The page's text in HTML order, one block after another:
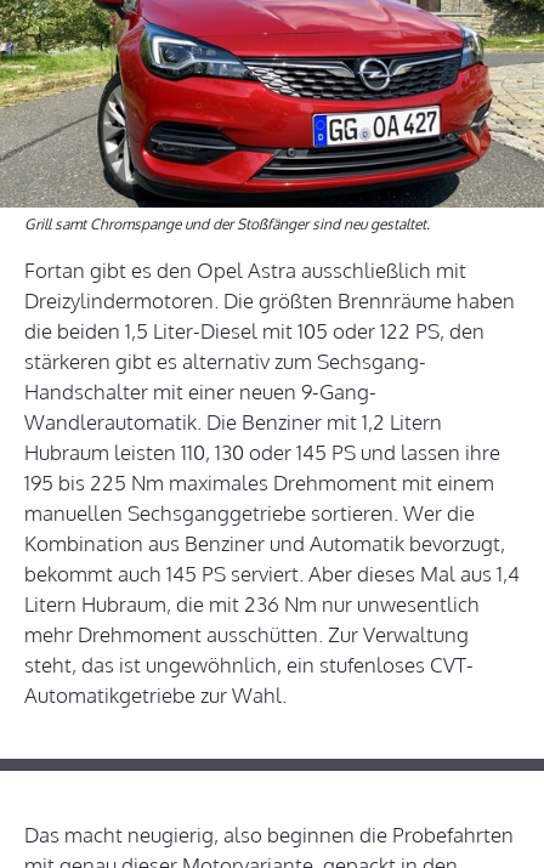
Grill samt Chromspange und der Stoßfänger sind neu gestaltet.
Fortan gibt es den Opel Astra ausschließlich mit
Dreizylindermotoren. Die größten Brennräume haben
die beiden 1,5 Liter-Diesel mit 105 oder 122 PS, den
stärkeren gibt es alternativ zum Sechsgang-
Handschalter mit einer neuen 9-Gang-
Wandlerautomatik. Die Benziner mit 1,2 Litern
Hubraum leisten 110, 130 oder 145 PS und lassen ihre
195 bis 225 Nm maximales Drehmoment mit einem
manuellen Sechsganggetriebe sortieren. Wer die
Kombination aus Benziner und Automatik bevorzugt,
bekommt auch 145 PS serviert. Aber dieses Mal aus 1,4
Litern Hubraum, die mit 236 Nm nur unwesentlich
mehr Drehmoment ausschütten. Zur Verwaltung
steht, das ist ungewöhnlich, ein stufenloses CVT-
Automatikgetriebe zur Wahl.
Das macht neugierig, also beginnen die Probefahrten